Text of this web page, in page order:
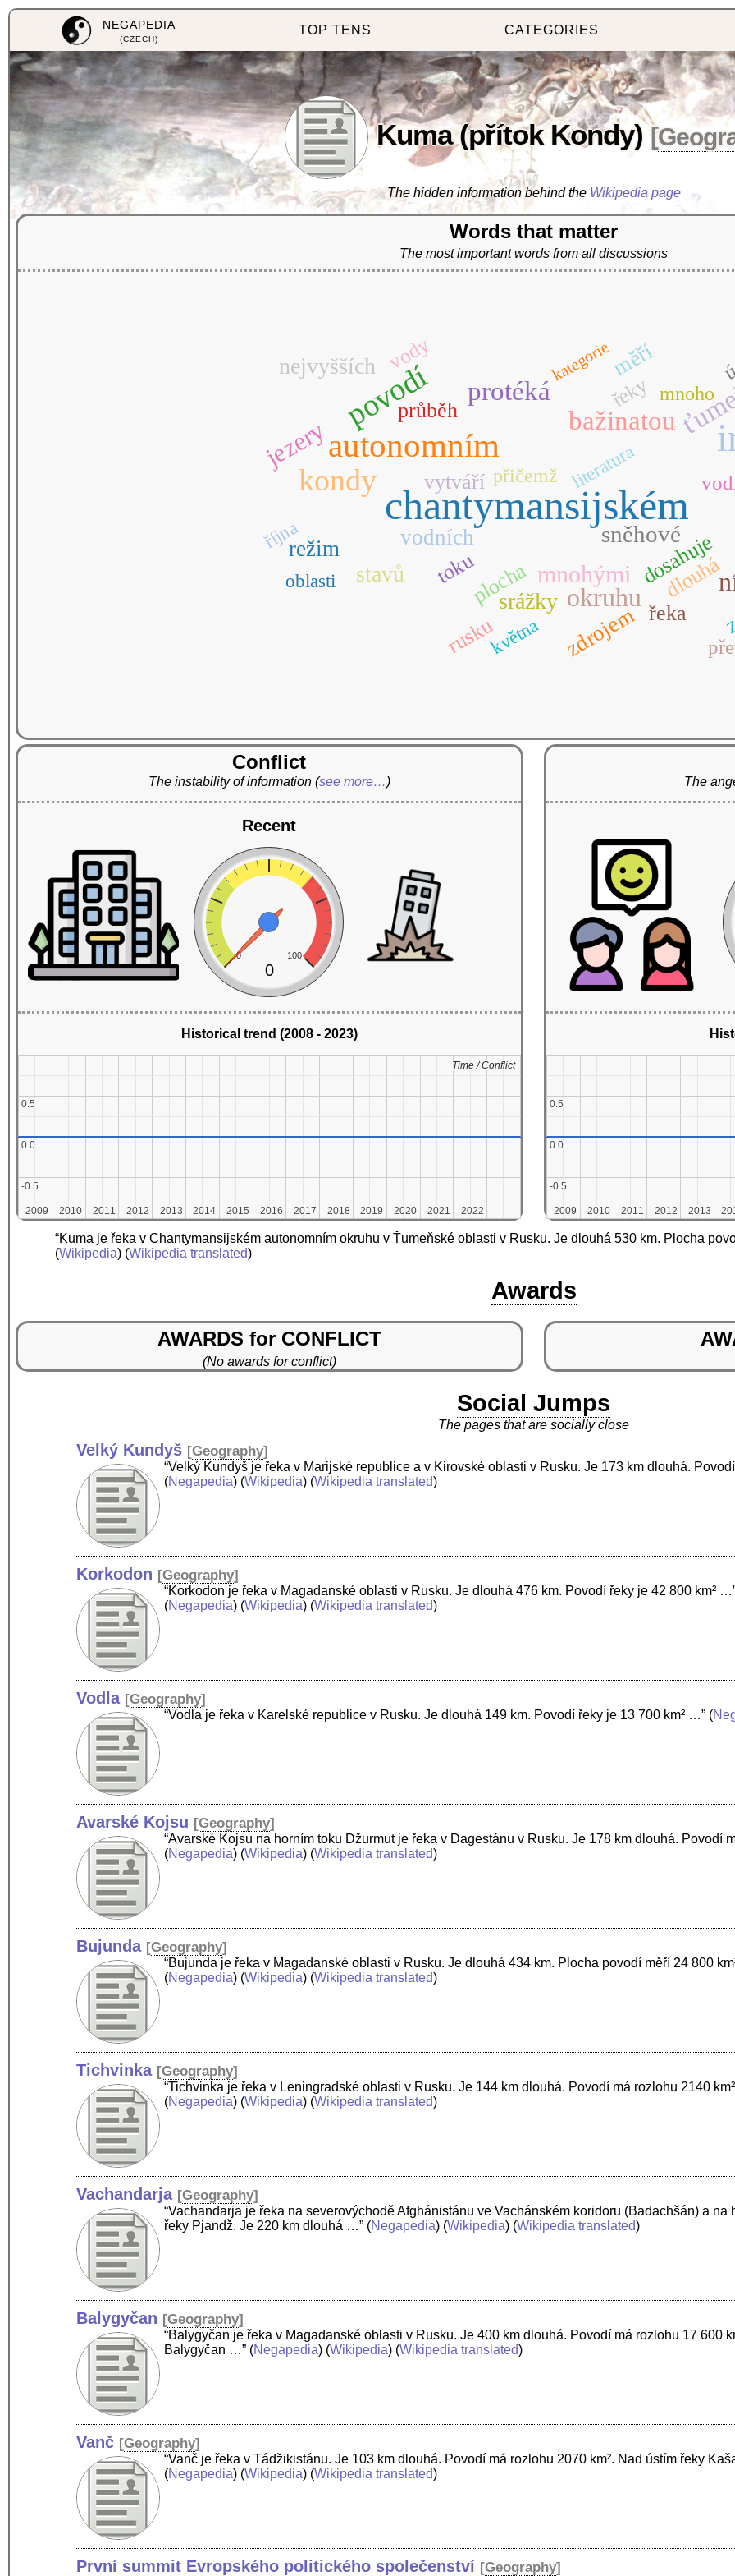
NEGAPEDIA
(CZECH)
TOP TENS CATEGORIES
Kuma (přítok Kondy) [
The hidden information behind the Wikipedia page
Words that matter
The most important words from all discussions
chantymansijském
autonomním
kondy
povodí bažinatou
protéká
okruhu
jezery
mnohými
sněhové
nejvyšších
srážky
stavů
měří
režim vodních
zdrojem
dlouhá
dosahuje
plocha
průběh
rusku
toku
vytváří
řeka
vody
řeky mnoho
přičemž
května
literatura
oblasti
října
kategorie
Conflict
The instability of information (see more…)
Recent
0 100
0
Historical trend (2008 - 2023)
2009
2009 2010
2010 2011
2011 2012
2012 2013
2013 2014
2014 2015
2015 2016
2016 2017
2017 2018
2018 2019
2019 2020
2020 2021
2021 2022
2022
-0.5
-0.5
0.0
0.0
0.5
0.5
Time / Conflict
Time / Conflict
The
2009
2009 2010
2010 2011
2011 2012
2012 2013
2013
-0.5
-0.5
0.0
0.0
0.5
0.5
“Kuma je řeka v Chantymansijském autonomním okruhu v Ťumeňské oblasti v Rusku. Je dlouhá 530 km. Plocha
(Wikipedia) (Wikipedia translated)
Awards
AWARDS for CONFLICT
(No awards for conflict)
Social Jumps
The pages that are socially close
Velký Kundyš [Geography]
“Velký Kundyš je řeka v Marijské republice a v Kirovské oblasti v Rusku. Je 173 km dlouhá.
(Negapedia) (Wikipedia) (Wikipedia translated)
Korkodon [Geography]
“Korkodon je řeka v Magadanské oblasti v Rusku. Je dlouhá 476 km. Povodí řeky je 42 800 km²
(Negapedia) (Wikipedia) (Wikipedia translated)
Vodla [Geography]
“Vodla je řeka v Karelské republice v Rusku. Je dlouhá 149 km. Povodí řeky je 13 700 km² …” (
Avarské Kojsu [Geography]
“Avarské Kojsu na horním toku Džurmut je řeka v Dagestánu v Rusku. Je 178 km dlouhá. Povodí
(Negapedia) (Wikipedia) (Wikipedia translated)
Bujunda [Geography]
“Bujunda je řeka v Magadanské oblasti v Rusku. Je dlouhá 434 km. Plocha povodí měří 24 800
(Negapedia) (Wikipedia) (Wikipedia translated)
Tichvinka [Geography]
“Tichvinka je řeka v Leningradské oblasti v Rusku. Je 144 km dlouhá. Povodí má rozlohu 2140
(Negapedia) (Wikipedia) (Wikipedia translated)
Vachandarja [Geography]
“Vachandarja je řeka na severovýchodě Afghánistánu ve Vachánském koridoru (Badachšán) a
řeky Pjandž. Je 220 km dlouhá …” (Negapedia) (Wikipedia) (Wikipedia translated)
Balygyčan [Geography]
“Balygyčan je řeka v Magadanské oblasti v Rusku. Je 400 km dlouhá. Povodí má rozlohu 17 600
Balygyčan …” (Negapedia) (Wikipedia) (Wikipedia translated)
Vanč [Geography]
“Vanč je řeka v Tádžikistánu. Je 103 km dlouhá. Povodí má rozlohu 2070 km². Nad ústím řeky
(Negapedia) (Wikipedia) (Wikipedia translated)
První summit Evropského politického společenství [Geography]